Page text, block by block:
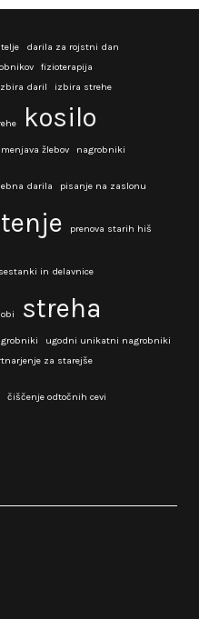
darila za rojstni dan
fizioterapija
daril izbira strehe
kosilo
menjava žlebov nagrobniki
darila pisanje na zaslonu
prenova starih hiš
sestanki in delavnice
streha
ugodni unikatni nagrobniki
za starejše
čiščenje odtočnih cevi